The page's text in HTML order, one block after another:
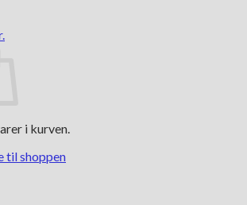
i kurven.
til shoppen